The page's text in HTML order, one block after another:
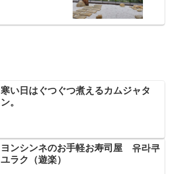
寒い日はぐつぐつ煮えるカムジャタ
ン。
ヨンシンネのお手軽お寿司屋 유라쿠
ユラク（遊楽）